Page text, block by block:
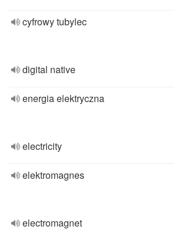
cyfrowy tubylec
digital native
energia elektryczna
electricity
elektromagnes
electromagnet